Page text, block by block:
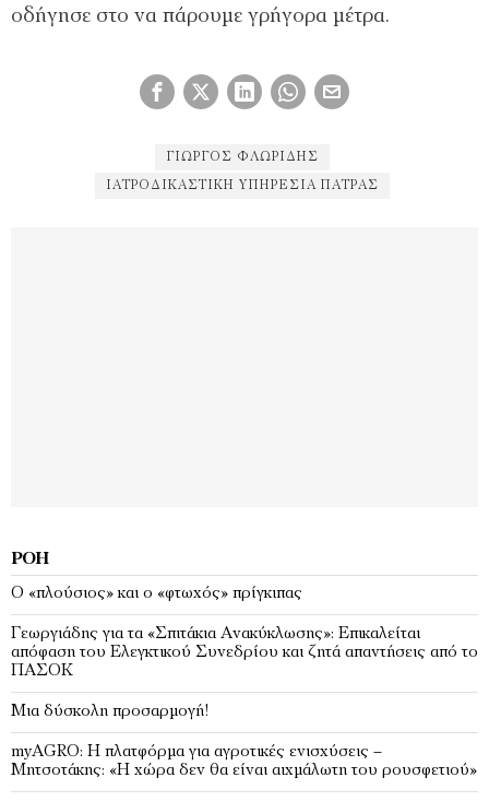
οδήγησε στο να πάρουμε γρήγορα μέτρα.
ΓΙΏΡΓΟΣ ΦΛΩΡΊΔΗΣ
ΙΑΤΡΟΔΙΚΑΣΤΙΚΉ ΥΠΗΡΕΣΊΑ ΠΆΤΡΑΣ
ΡΟΉ
Ο «πλούσιος» και ο «φτωχός» πρίγκιπας
Γεωργιάδης για τα «Σπιτάκια Ανακύκλωσης»: Επικαλείται
απόφαση του Ελεγκτικού Συνεδρίου και ζητά απαντήσεις από το
ΠΑΣΟΚ
Μια δύσκολη προσαρμογή!
myAGRO: Η πλατφόρμα για αγροτικές ενισχύσεις –
Μητσοτάκης: «Η χώρα δεν θα είναι αιχμάλωτη του ρουσφετιού»